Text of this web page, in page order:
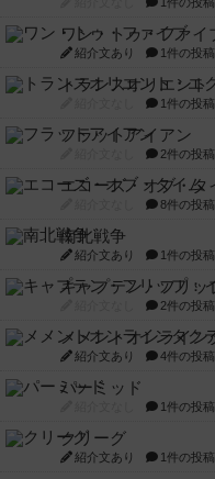
1件の投稿
ワン・トゥ・ファイ
紹介文あり 1件の投稿
トランスオリエント
1件の投稿
フラットアイアン
2件の投稿
エコーズ・オブ・タ
8件の投稿
南北戦争
紹介文あり 1件の投稿
キャプテン・フリッ
2件の投稿
メメントオンライン
紹介文あり 4件の投稿
パーミッド
1件の投稿
クリーグ
紹介文あり 1件の投稿